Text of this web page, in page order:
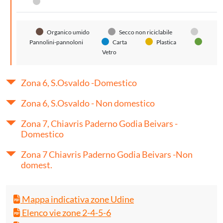
Pannolini-pannoloni
Organico umido
Secco non riciclabile
Pannolini-pannoloni
Carta
Plastica
Vetro
Zona 6, S.Osvaldo -Domestico
Zona 6, S.Osvaldo - Non domestico
Zona 7, Chiavris Paderno Godia Beivars -
Domestico
Zona 7 Chiavris Paderno Godia Beivars -Non
domest.
Mappa indicativa zone Udine
Elenco vie zone 2-4-5-6